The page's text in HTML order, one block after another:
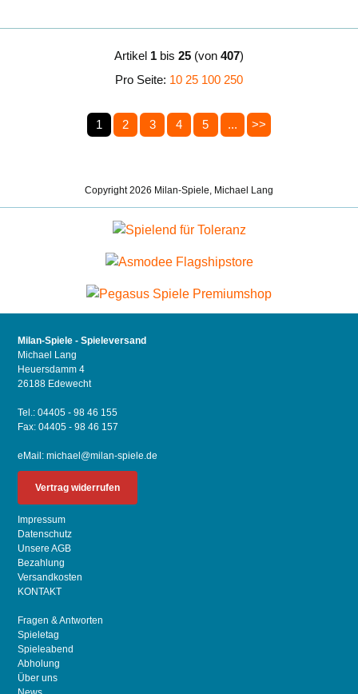
Copyright 2026 Milan-Spiele, Michael Lang
Artikel 1 bis 25 (von 407)
Pro Seite: 10 25 100 250
1 2 3 4 5 ... >>
Milan-Spiele - Spieleversand
Michael Lang
Heuersdamm 4
26188 Edewecht
Tel.: 04405 - 98 46 155
Fax: 04405 - 98 46 157
eMail:michael@milan-spiele.de
Vertrag widerrufen
Impressum
Datenschutz
Unsere AGB
Bezahlung
Versandkosten
KONTAKT
Fragen & Antworten
Spieletag
Spieleabend
Abholung
Über uns